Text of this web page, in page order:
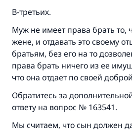
В-третьих.
Муж не имеет права брать то,
жене, и отдавать это своему
братьям, без его на то
права брать ничего из ее
что она отдает по своей
Обратитесь за
ответу на вопрос № 163541.
Мы считаем, что сын должен